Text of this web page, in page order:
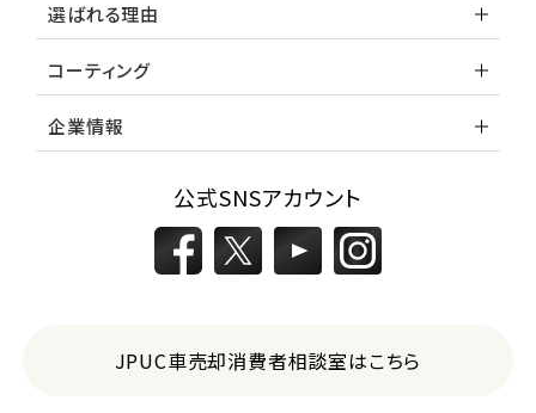
ホンダ
2
アルファード
選ばれる理由
コーティング
企業情報
公式SNSアカウント
JPUC車売却消費者相談室はこちら